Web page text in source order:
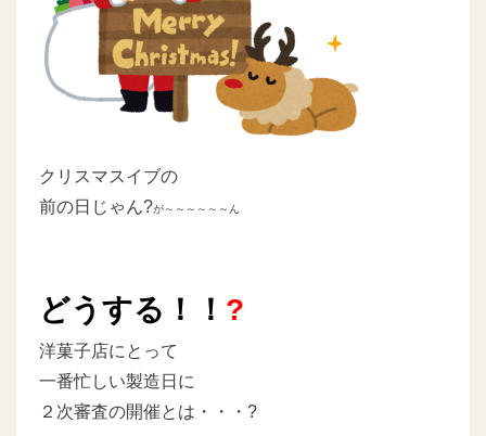
クリスマスイブの
前の日じゃん?が～～～～～～ん
どうする！！ ?
洋菓子店にとって
一番忙しい製造日に
２次審査の開催とは・・・?